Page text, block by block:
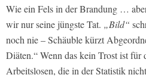
Wie ein Fels in der Brandung …
wir nur seine jüngste Tat. „Bild“
noch nie – Schäuble kürzt
Diäten.“ Wenn das kein Trost ist
Arbeitslosen, die in der Statistik